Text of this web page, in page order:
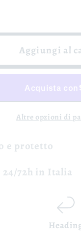
Aggiungi al
Altre opzioni di
e protetto
72h in Italia